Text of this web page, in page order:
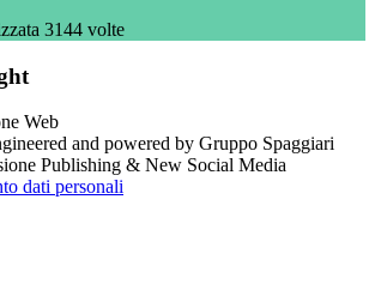
3144 volte
and powered by Gruppo Spaggiari
Publishing & New Social Media
dati personali